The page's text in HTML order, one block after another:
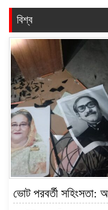
বিশ্ব
ভোট পরবর্তী সহিংসতা: